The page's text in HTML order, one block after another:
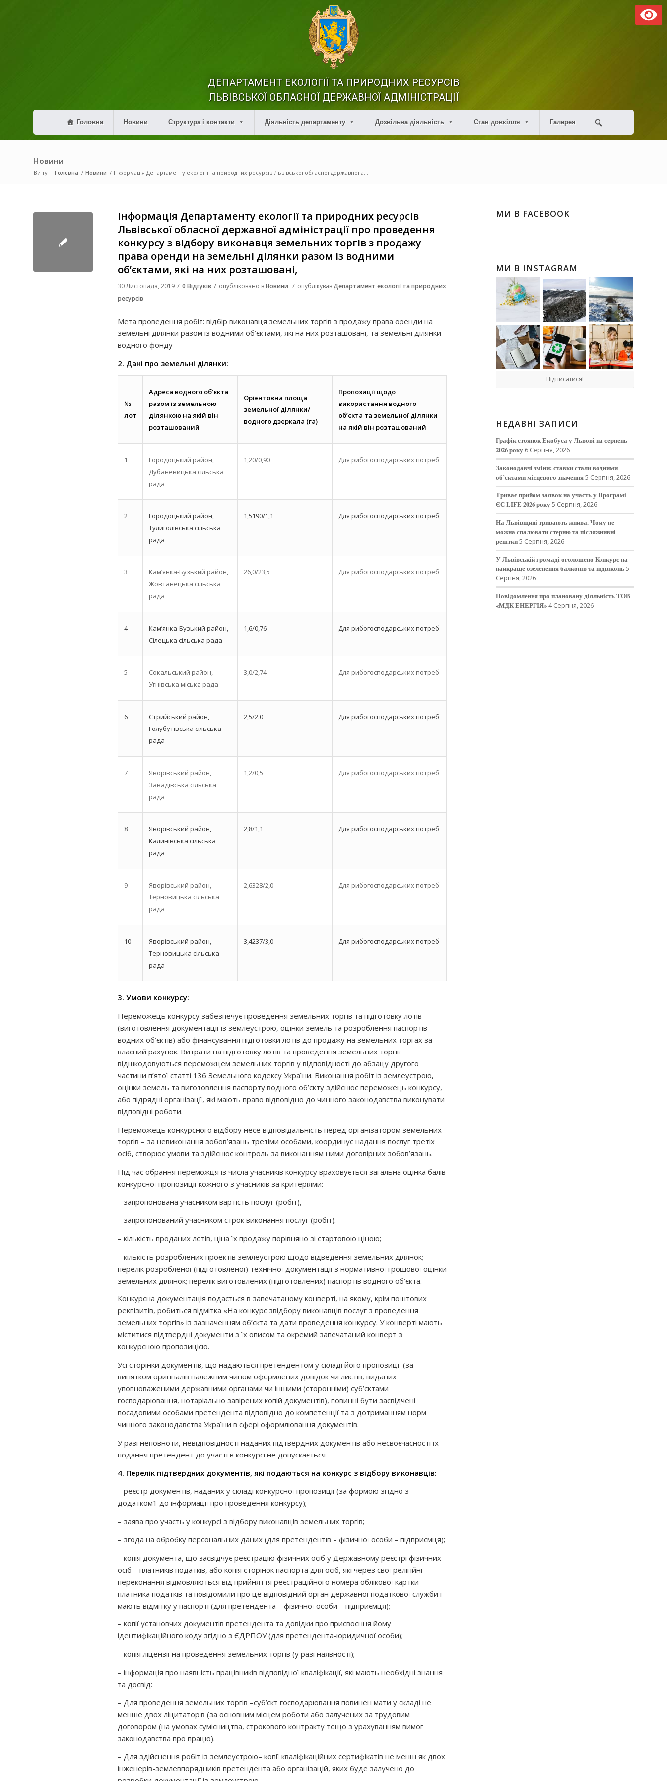
ДЕПАРТАМЕНТ ЕКОЛОГІЇ ТА ПРИРОДНИХ РЕСУРСІВ
ЛЬВІВСЬКОЇ ОБЛАСНОЇ ДЕРЖАВНОЇ АДМІНІСТРАЦІЇ
Головна Новини Структура і контакти Діяльність департаменту Дозвільна діяльність Стан довкілля Галерея
Новини
Ви тут: Головна / Новини / Інформація Департаменту екології та природних ресурсів Львівської обласної державної а...
Інформація Департаменту екології та природних ресурсів
Львівської обласної державної адміністрації про проведення
конкурсу з відбору виконавця земельних торгів з продажу
права оренди на земельні ділянки разом із водними
об’єктами, які на них розташовані,
30 Листопада, 2019 / 0 Відгуків / опубліковано вНовини / опублікувавДепартамент екології та природних
ресурсів
Мета проведення робіт: відбір виконавця земельних торгів з продажу права оренди на
земельні ділянки разом із водними об’єктами, які на них розташовані, та земельні ділянки
водного фонду
2. Дані про земельні ділянки:
№
лот
Адреса водного об’єкта
разом із земельною
ділянкою на якій він
розташований
Орієнтовна площа
земельної ділянки/
водного дзеркала (га)
Пропозиції щодо
використання водного
об’єкта та земельної ділянки
на якій він розташований
1
Городоцький район,
Дубаневицька сільська
рада
1,20/0,90 Для рибогосподарських потреб
2
Городоцький район,
Тулиголівська сільська
рада
1,5190/1,1 Для рибогосподарських потреб
3
Кам’янка-Бузький район,
Жовтанецька сільська
рада
26,0/23,5 Для рибогосподарських потреб
4
Кам’янка-Бузький район,
Сілецька сільська рада
1,6/0,76 Для рибогосподарських потреб
5
Сокальський район,
Угнівська міська рада
3,0/2,74 Для рибогосподарських потреб
6
Стрийський район,
Голубутівська сільська
рада
2,5/2.0 Для рибогосподарських потреб
7
Яворівський район,
Завадівська сільська
рада
1,2/0,5 Для рибогосподарських потреб
8
Яворівський район,
Калинівська сільська
рада
2,8/1,1 Для рибогосподарських потреб
9
Яворівський район,
Терновицька сільська
рада
2,6328/2,0 Для рибогосподарських потреб
10
Яворівський район,
Терновицька сільська
рада
3,4237/3,0 Для рибогосподарських потреб
3. Умови конкурсу:
Переможець конкурсу забезпечує проведення земельних торгів та підготовку лотів
(виготовлення документації із землеустрою, оцінки земель та розроблення паспортів
водних об’єктів) або фінансування підготовки лотів до продажу на земельних торгах за
власний рахунок. Витрати на підготовку лотів та проведення земельних торгів
відшкодовуються переможцем земельних торгів у відповідності до абзацу другого
частини п’ятої статті 136 Земельного кодексу України. Виконання робіт із землеустрою,
оцінки земель та виготовлення паспорту водного об’єкту здійснює переможець конкурсу,
або підрядні організації, які мають право відповідно до чинного законодавства виконувати
відповідні роботи.
Переможець конкурсного відбору несе відповідальність перед організатором земельних
торгів – за невиконання зобов’язань третіми особами, координує надання послуг третіх
осіб, створює умови та здійснює контроль за виконанням ними договірних зобов’язань.
Під час обрання переможця із числа учасників конкурсу враховується загальна оцінка балів
конкурсної пропозиції кожного з учасників за критеріями:
– запропонована учасником вартість послуг (робіт),
– запропонований учасником строк виконання послуг (робіт).
– кількість проданих лотів, ціна їх продажу порівняно зі стартовою ціною;
– кількість розроблених проектів землеустрою щодо відведення земельних ділянок;
перелік розробленої (підготовленої) технічної документації з нормативної грошової оцінки
земельних ділянок; перелік виготовлених (підготовлених) паспортів водного об’єкта.
Конкурсна документація подається в запечатаному конверті, на якому, крім поштових
реквізитів, робиться відмітка «На конкурс звідбору виконавців послуг з проведення
земельних торгів» із зазначенням об’єкта та дати проведення конкурсу. У конверті мають
міститися підтвердні документи з їх описом та окремий запечатаний конверт з
конкурсною пропозицією.
Усі сторінки документів, що надаються претендентом у складі його пропозиції (за
винятком оригіналів належним чином оформлених довідок чи листів, виданих
уповноваженими державними органами чи іншими (сторонніми) суб’єктами
господарювання, нотаріально завірених копій документів), повинні бути засвідчені
посадовими особами претендента відповідно до компетенції та з дотриманням норм
чинного законодавства України в сфері оформлювання документів.
У разі неповноти, невідповідності наданих підтвердних документів або несвоєчасності їх
подання претендент до участі в конкурсі не допускається.
4. Перелік підтвердних документів, які подаються на конкурс з відбору виконавців:
– реєстр документів, наданих у складі конкурсної пропозиції (за формою згідно з
додатком1 до інформації про проведення конкурсу);
– заява про участь у конкурсі з відбору виконавців земельних торгів;
– згода на обробку персональних даних (для претендентів – фізичної особи – підприємця);
– копія документа, що засвідчує реєстрацію фізичних осіб у Державному реєстрі фізичних
осіб – платників податків, або копія сторінок паспорта для осіб, які через свої релігійні
переконання відмовляються від прийняття реєстраційного номера облікової картки
платника податків та повідомили про це відповідний орган державної податкової служби і
мають відмітку у паспорті (для претендента – фізичної особи – підприємця);
– копії установчих документів претендента та довідки про присвоєння йому
ідентифікаційного коду згідно з ЄДРПОУ (для претендента-юридичної особи);
– копія ліцензії на проведення земельних торгів (у разі наявності);
– інформація про наявність працівників відповідної кваліфікації, які мають необхідні знання
та досвід:
– Для проведення земельних торгів –суб’єкт господарювання повинен мати у складі не
менше двох ліцитаторів (за основним місцем роботи або залучених за трудовим
договором (на умовах сумісництва, строкового контракту тощо з урахуванням вимог
законодавства про працю).
– Для здійснення робіт із землеустрою– копії кваліфікаційних сертифікатів не менш як двох
інженерів-землевпорядників претендента або організацій, яких буде залучено до
МИ В FACEBOOK
МИ В INSTAGRAM
Підписатися!
НЕДАВНІ ЗАПИСИ
Графік стоянок Екобуса у Львові на серпень
2026 року 6 Серпня, 2026
Законодавчі зміни: ставки стали водними
об’єктами місцевого значення5 Серпня, 2026
Триває прийом заявок на участь у Програмі
ЄС LIFE 2026 року5 Серпня, 2026
На Львівщині тривають жнива. Чому не
можна спалювати стерню та післяжнивні
рештки5 Серпня, 2026
У Львівській громаді оголошено Конкурс на
найкраще озеленення балконів та підвіконь5
Серпня, 2026
Повідомлення про плановану діяльність ТОВ
«МДК ЕНЕРГІЯ»4 Серпня, 2026